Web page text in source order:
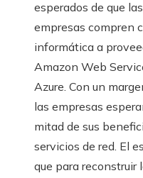
esperados de que
empresas compren
informática a
Amazon Web
Azure. Con un
las empresas
mitad de sus
servicios de red. El
que para reconstruir